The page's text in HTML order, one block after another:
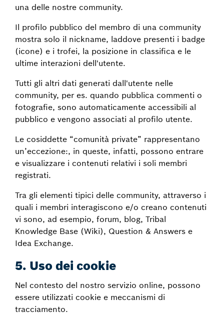
una delle nostre community.
Il profilo pubblico del membro di una community
mostra solo il nickname, laddove presenti i badge
(icone) e i trofei, la posizione in classifica e le
ultime interazioni dell'utente.
Tutti gli altri dati generati dall'utente nelle
community, per es. quando pubblica commenti o
fotografie, sono automaticamente accessibili al
pubblico e vengono associati al profilo utente.
Le cosiddette “comunità private” rappresentano
un’eccezione:, in queste, infatti, possono entrare
e visualizzare i contenuti relativi i soli membri
registrati.
Tra gli elementi tipici delle community, attraverso i
quali i membri interagiscono e/o creano contenuti
vi sono, ad esempio, forum, blog, Tribal
Knowledge Base (Wiki), Question & Answers e
Idea Exchange.
5. Uso deicookie
Nel contesto del nostro servizio online, possono
essere utilizzati cookie e meccanismi di
tracciamento.